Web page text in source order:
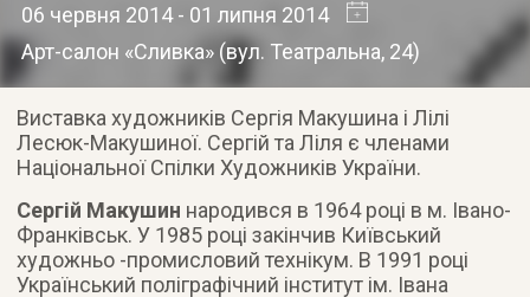
06 червня 2014- 01 липня 2014
Арт-салон «Сливка» (вул. Театральна, 24)
Виставка художників Сергія Макушина і Лілі
Лесюк-Макушиної. Сергій та Ліля є членами
Національної Спілки Художників України.
Сергій Макушин народився в 1964 році в м. Івано-
Франківськ. У 1985 році закінчив Київський
художньо -промисловий технікум. В 1991 році
Український поліграфічний інститут ім. Івана